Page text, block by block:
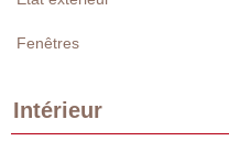
Fenêtres
Intérieur